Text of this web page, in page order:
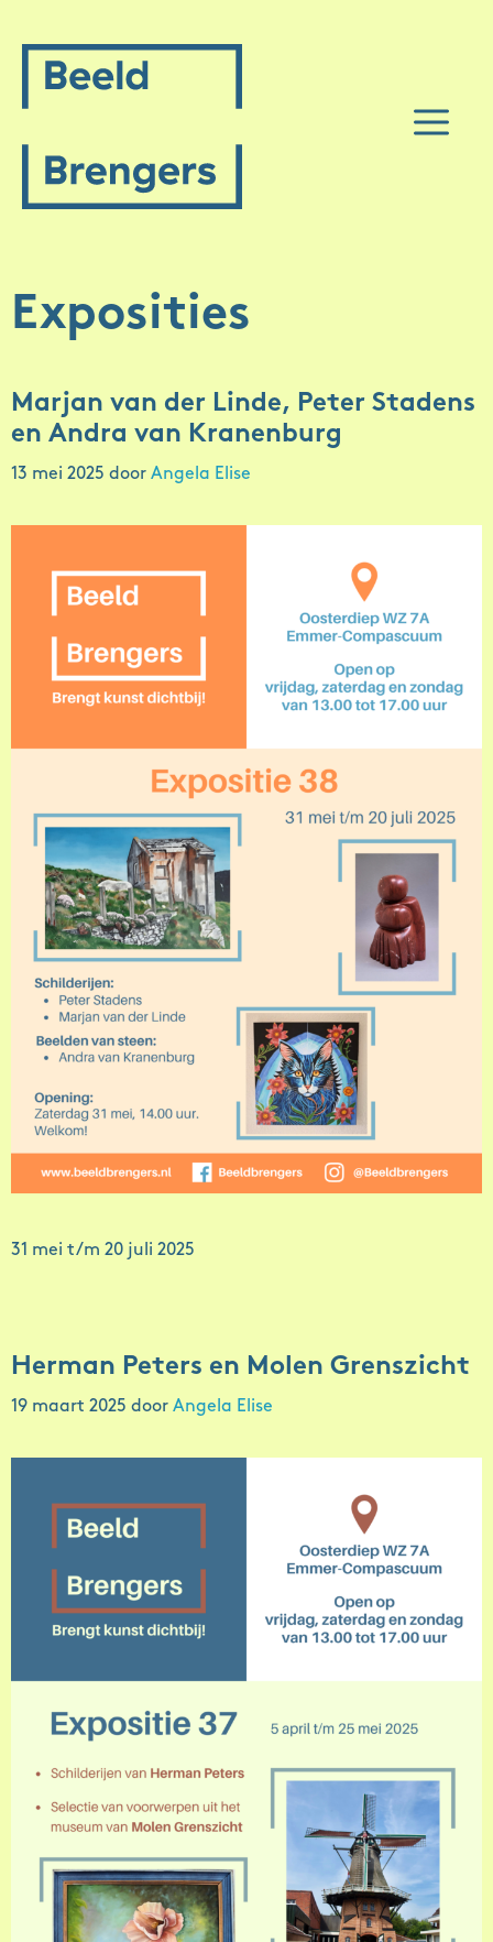
inhoud
Exposities
Marjan van der Linde, Peter Stadens
en Andra van Kranenburg
13 mei 2025 door Angela Elise
31 mei t/m 20 juli 2025
Herman Peters en Molen Grenszicht
19 maart 2025 door Angela Elise